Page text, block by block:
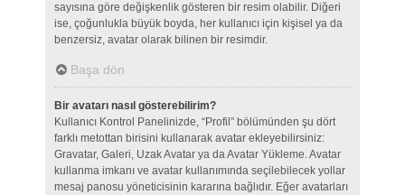
sayısına göre değişkenlik gösteren bir resim olabilir. Diğeri
ise, çoğunlukla büyük boyda, her kullanıcı için kişisel ya da
benzersiz, avatar olarak bilinen bir resimdir.
Başa dön
Bir avatarı nasıl gösterebilirim?
Kullanıcı Kontrol Panelinizde, “Profil” bölümünden şu dört
farklı metottan birisini kullanarak avatar ekleyebilirsiniz:
Gravatar, Galeri, Uzak Avatar ya da Avatar Yükleme. Avatar
kullanma imkanı ve avatar kullanımında seçilebilecek yollar
mesaj panosu yöneticisinin kararına bağlıdır. Eğer avatarları